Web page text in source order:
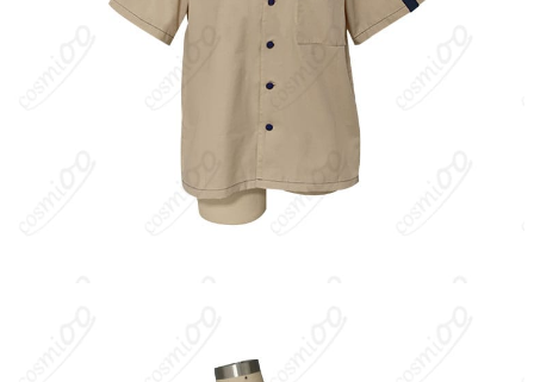
「Trickstar」のメンバー。明るく人当たりがよく気配り上手だ
が、かつては強いあがり症で努力を重ねて克服してきた過去を持
つ。写真やPCに強く、広報・撮影面でも活躍。トレードマークは
丸メガネ。CVは森久保祥太郎。
真・PC・広報 ・性格：爽やかでフレンドリー、優しく面倒見がよ
い。緊張しがちな一面も努力で乗り越えるタイプ。 ・ビジュア
ル：金髪×丸メガネがアイコン。健康的で清潔感のある着こなしが